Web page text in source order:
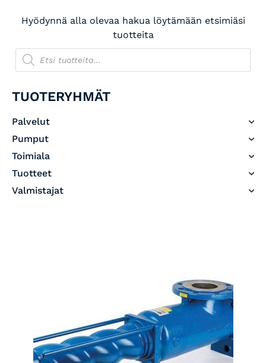
Hyödynnä alla olevaa hakua löytämään etsimiäsi
tuotteita
TUOTERYHMÄT
Palvelut
Pumput
Toimiala
Tuotteet
Valmistajat